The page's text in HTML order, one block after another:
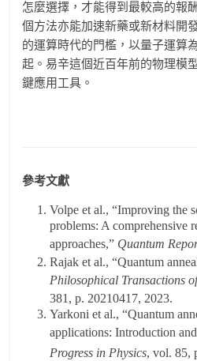
怎麼選擇，才能得到最較高的報
個方法亦能加速新藥或新材料開
的運算時代的門檻，以量子運算
起。易辛這個近百年前的物理模
鍵應用工具。
參考文獻
Volpe et al., “Improving the
problems: A comprehensive
approaches,” Quantum
Rajak et al., “Quantum
Philosophical Transactions
381, p. 20210417, 2023.
Yarkoni et al., “Quantum
applications: Introduction
Progress in Physics, vol. 85,